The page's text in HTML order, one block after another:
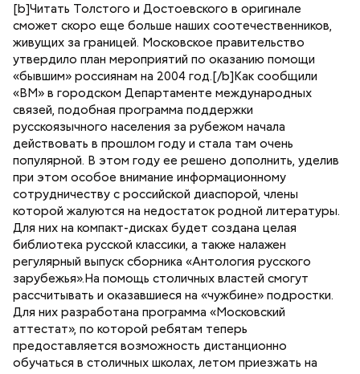
[b]Читать Толстого и Достоевского в оригинале
сможет скоро еще больше наших соотечественников,
живущих за границей. Московское правительство
утвердило план мероприятий по оказанию помощи
«бывшим» россиянам на 2004 год.[/b]Как сообщили
«ВМ» в городском Департаменте международных
связей, подобная программа поддержки
русскоязычного населения за рубежом начала
действовать в прошлом году и стала там очень
популярной. В этом году ее решено дополнить, уделив
при этом особое внимание информационному
сотрудничеству с российской диаспорой, члены
которой жалуются на недостаток родной литературы.
Для них на компакт-дисках будет создана целая
библиотека русской классики, а также налажен
регулярный выпуск сборника «Антология русского
зарубежья».На помощь столичных властей смогут
рассчитывать и оказавшиеся на «чужбине» подростки.
Для них разработана программа «Московский
аттестат», по которой ребятам теперь
предоставляется возможность дистанционно
обучаться в столичных школах, летом приезжать на